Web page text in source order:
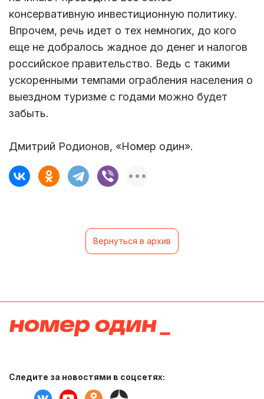
консервативную инвестиционную политику.
Впрочем, речь идет о тех немногих, до кого
еще не добралось жадное до денег и налогов
российское правительство. Ведь с такими
ускоренными темпами ограбления населения о
выездном туризме с годами можно будет
забыть.
Дмитрий Родионов, «Номер один».
Вернуться в архив
Следите за новостями в соцсетях: